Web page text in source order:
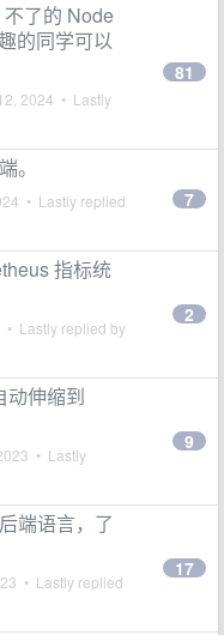
了的 Node
的同学可以
2024 • Lastly
81
。
• Lastly replied
7
指标统
• Lastly replied by
2
动伸缩到
• Lastly
9
端语言，了
• Lastly replied
17